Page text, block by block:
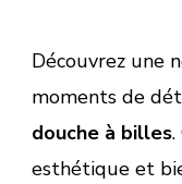
Découvrez une
moments de
douche à billes.
esthétique et